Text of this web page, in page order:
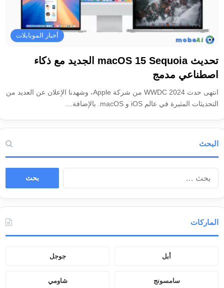
أخبار الموبايلات
تحديث macOS 15 Sequoia الجديد مع ذكاء
اصطناعي مدمج
انتهى حدث WWDC 2024 من شركة Apple، وشهدنا الإعلان عن العديد من
التحديثات المثيرة في عالم iOS و macOS. بالإضافة…
البحث
ن
الماركات
أبل جوجل
سامسونج شاومي